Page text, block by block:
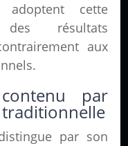
cette
des résultats
aux
par
par son